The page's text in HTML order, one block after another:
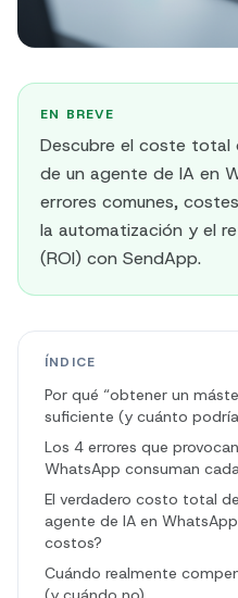
EN BREVE
Descubre el coste total
de un agente de IA en
errores comunes,
la automatización y el
(ROI) con SendApp.
ÍNDICE
Por qué “obtener un
suficiente (y cuánto
Los 4 errores que
WhatsApp consuman
El verdadero costo total
agente de IA en
costos?
Cuándo realmente